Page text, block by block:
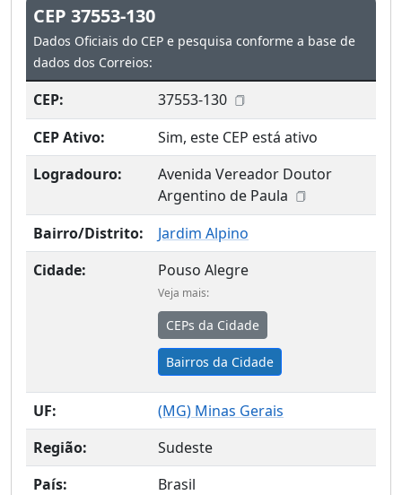
CEP 37553-130
Dados Oficiais do CEP e pesquisa conforme a base de
dados dos Correios:
CEP:
37553-130
CEP Ativo:
Sim, este CEP está ativo
Logradouro:
Avenida Vereador Doutor
Argentino de Paula
Bairro/Distrito:
Jardim Alpino
Cidade:
Pouso Alegre
Veja mais:
CEPs da Cidade
Bairros da Cidade
UF: (MG) Minas Gerais
Região:
Sudeste
País:
Brasil